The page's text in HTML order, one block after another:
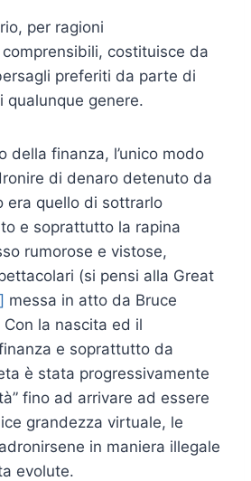
per ragioni
costituisce da
preferiti da parte di
qualunque genere.
della finanza, l’unico modo
di denaro detenuto da
era quello di sottrarlo
e soprattutto la rapina
rumorose e vistose,
(si pensi alla Great
messa in atto da Bruce
la nascita ed il
e soprattutto da
è stata progressivamente
fino ad arrivare ad essere
grandezza virtuale, le
in maniera illegale
evolute.